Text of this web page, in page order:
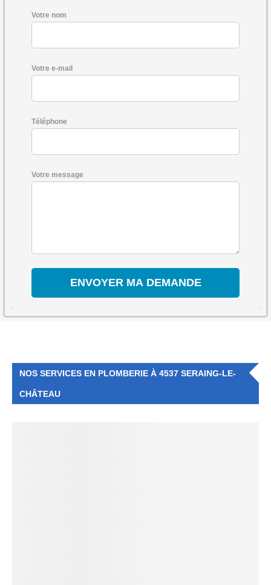
Votre nom
Votre e-mail
Téléphone
Votre message
NOS SERVICES EN PLOMBERIE À 4537 SERAING-LE-
CHÂTEAU